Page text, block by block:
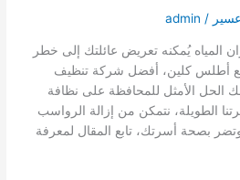
/
admin
المياه يُمكنه تعريض عائلتك إلى خطر
مع أطلس كلين، أفضل شركة تنظيف
الحل الأمثل للمحافظة على نظافة
الطويلة، نتمكن من إزالة الرواسب
بصحة أسرتك، تابع المقال لمعرفة